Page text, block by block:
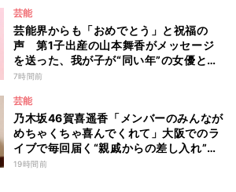
芸能
芸能界からも「おめでとう」と祝福の
声 第1子出産の山本舞香がメッセージ
を送った、我が子が“同い年”の女優と
は 今月1日には2年在籍した所属事務所
改めて考えながら…」
7時間前
芸能
乃木坂46賀喜遥香「メンバーのみんなが
めちゃくちゃ喜んでくれて」大阪でのラ
イブで毎回届く“親戚からの差し入れ”と
は？
19時間前